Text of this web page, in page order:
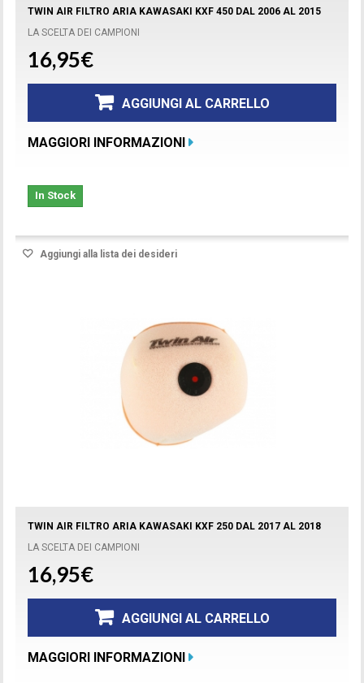
TWIN AIR FILTRO ARIA KAWASAKI KXF 450 DAL 2006 AL 2015
LA SCELTA DEI CAMPIONI
16,95€
AGGIUNGI AL CARRELLO
MAGGIORI INFORMAZIONI
In Stock
Aggiungi alla lista dei desideri
TWIN AIR FILTRO ARIA KAWASAKI KXF 250 DAL 2017 AL 2018
LA SCELTA DEI CAMPIONI
16,95€
AGGIUNGI AL CARRELLO
MAGGIORI INFORMAZIONI